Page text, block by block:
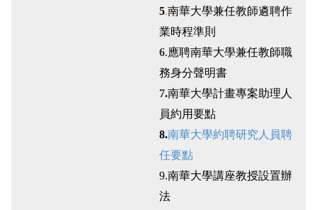
5.南華大學兼任教師遴聘作
業時程準則
6. 應聘南華大學兼任教師職
務身分聲明書
7.南華大學計畫專案助理人
員約用要點
8.南華大學約聘研究人員聘
任要點
9.南華大學講座教授設置辦
法